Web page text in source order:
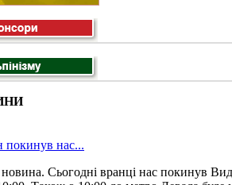
покинув нас...
Сьогодні вранці нас покинув